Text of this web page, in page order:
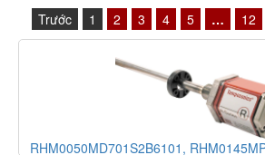
Trước
1 2 3 4 5 … 12
RHM0050MD701S2B6101,